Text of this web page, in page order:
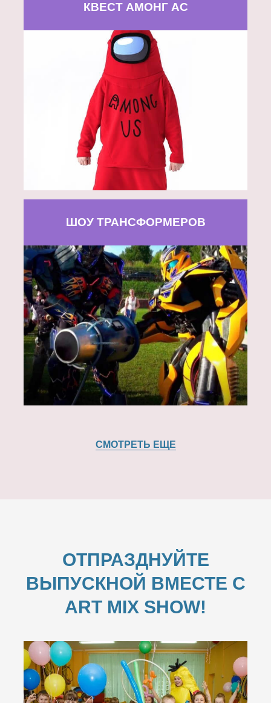
КВЕСТ АМОНГ АС
ШОУ ТРАНСФОРМЕРОВ
СМОТРЕТЬ ЕЩЕ
ОТПРАЗДНУЙТЕ
ВЫПУСКНОЙ ВМЕСТЕ С
ART MIX SHOW!